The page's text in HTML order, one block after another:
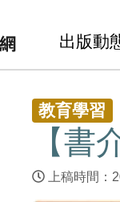
出版動
教育學習
【書
上稿時間：